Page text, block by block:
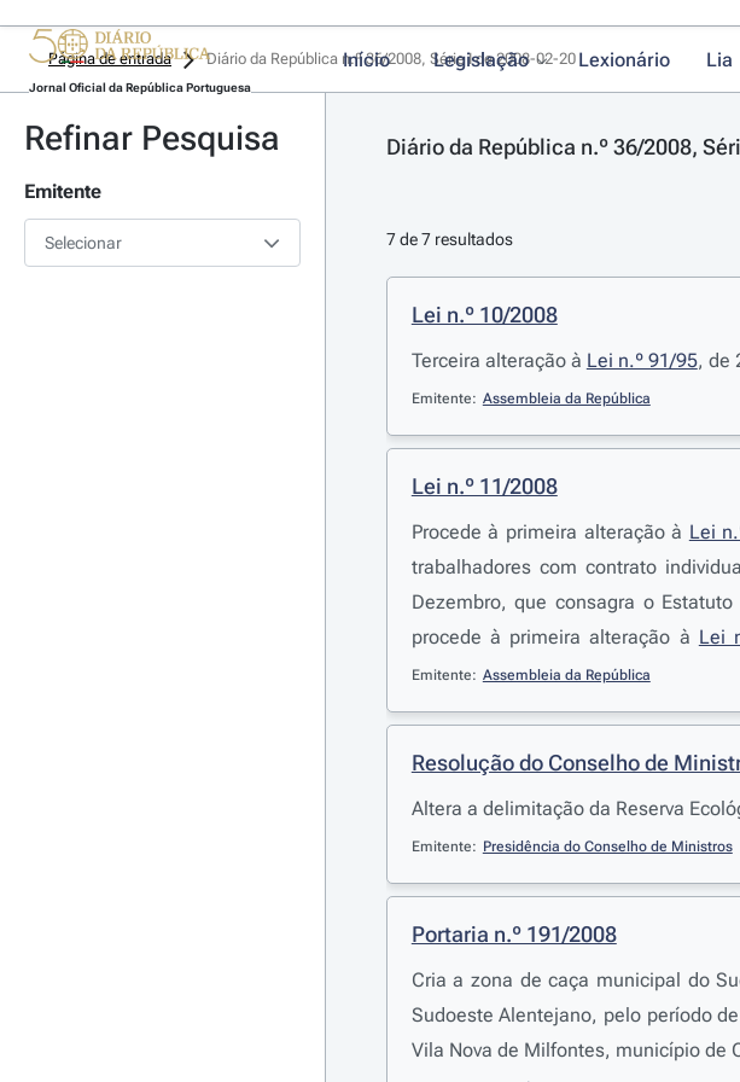
Jornal Oficial da República Portuguesa
Início Legislação Lexionário Lia
Página de entrada Diário da República n.º 36/2008, Série I de 2008-02-20
Refinar Pesquisa
Emitente
Selecionar
Diário da República n.º 36/2008,
7 de 7 resultados
Lei n.º 10/2008
Terceira alteração à Lei n.º 91/95, de
Emitente: Assembleia da República
Lei n.º 11/2008
Procede à primeira alteração à Lei
trabalhadores com contrato
Dezembro, que consagra o
procede à primeira alteração à Lei
Administração Pública
Emitente: Assembleia da República
Resolução do Conselho de
Altera a delimitação da Reserva
Emitente: Presidência do Conselho de Ministros
Portaria n.º 191/2008
Cria a zona de caça municipal do
Sudoeste Alentejano, pelo período
Vila Nova de Milfontes, município de